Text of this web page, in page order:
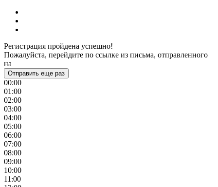
Регистрация пройдена успешно!
Пожалуйста, перейдите по ссылке из письма, отправленного
на
Отправить еще раз
00:00
01:00
02:00
03:00
04:00
05:00
06:00
07:00
08:00
09:00
10:00
11:00